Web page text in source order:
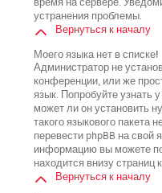
устранения проблемы.
Вернуться к началу
Моего языка нет в списке!
Администратор не
конференции, или же
язык. Попробуйте узнать
может ли он установить
такого языкового пакета
перевести phpBB на свой
информацию вы можете
находится внизу страниц
Вернуться к началу